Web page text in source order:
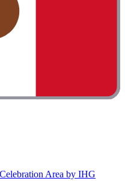
Area by IHG